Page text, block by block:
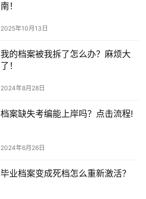
南！
2025年10月13日
我的档案被我拆了怎么办？麻烦大
了！
2024年8月28日
档案缺失考编能上岸吗？点击流程!
2024年6月26日
毕业档案变成死档怎么重新激活？